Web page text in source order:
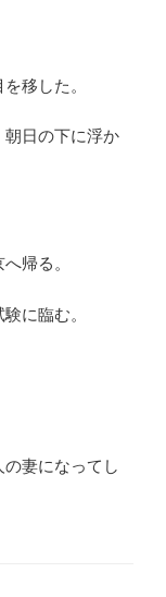
移した。
朝日の下に浮か
帰る。
に臨む。
妻になってし